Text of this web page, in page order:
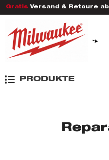
Gratis Versand & Retoure ab
PRODUKTE